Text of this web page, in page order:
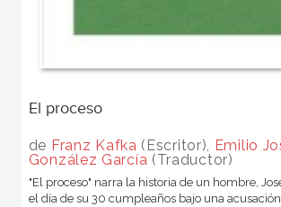
El proceso
de Franz Kafka (Escritor), Emilio
González García (Traductor)
"El proceso" narra la historia de un hombre,
el día de su 30 cumpleaños bajo una